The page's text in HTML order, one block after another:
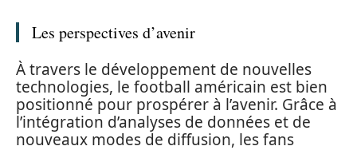
Les perspectives d’avenir
À travers le développement de nouvelles
technologies, le football américain est bien
positionné pour prospérer à l’avenir. Grâce à
l’intégration d’analyses de données et de
nouveaux modes de diffusion, les fans